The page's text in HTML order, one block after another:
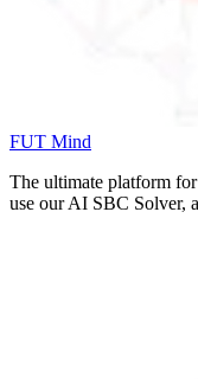
FUT Mind
The ultimate platform
use our AI SBC Solver,